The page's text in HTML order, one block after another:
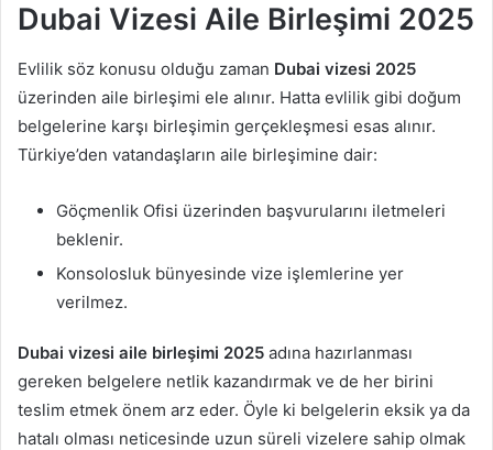
Dubai Vizesi Aile Birleşimi 2025
Evlilik söz konusu olduğu zaman Dubai vizesi 2025
üzerinden aile birleşimi ele alınır. Hatta evlilik gibi doğum
belgelerine karşı birleşimin gerçekleşmesi esas alınır.
Türkiye’den vatandaşların aile birleşimine dair:
Göçmenlik Ofisi üzerinden başvurularını iletmeleri
beklenir.
Konsolosluk bünyesinde vize işlemlerine yer
verilmez.
Dubai vizesi aile birleşimi 2025 adına hazırlanması
gereken belgelere netlik kazandırmak ve de her birini
teslim etmek önem arz eder. Öyle ki belgelerin eksik ya da
hatalı olması neticesinde uzun süreli vizelere sahip olmak